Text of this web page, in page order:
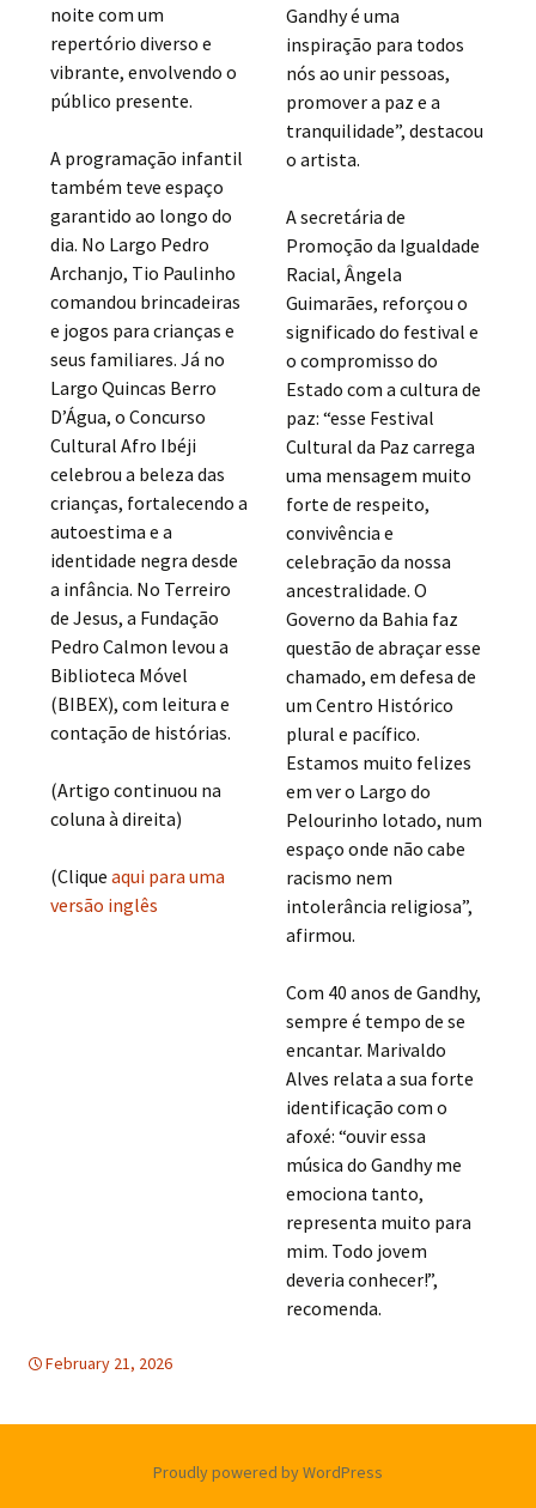
noite com um
repertório diverso e
vibrante, envolvendo o
público presente.
A programação infantil
também teve espaço
garantido ao longo do
dia. No Largo Pedro
Archanjo, Tio Paulinho
comandou brincadeiras
e jogos para crianças e
seus familiares. Já no
Largo Quincas Berro
D’Água, o Concurso
Cultural Afro Ibéji
celebrou a beleza das
crianças, fortalecendo a
autoestima e a
identidade negra desde
a infância. No Terreiro
de Jesus, a Fundação
Pedro Calmon levou a
Biblioteca Móvel
(BIBEX), com leitura e
contação de histórias.
(Artigo continuou na
coluna à direita)
(Cliqueaqui para uma
versão inglês
Gandhy é uma
inspiração para todos
nós ao unir pessoas,
promover a paz e a
tranquilidade”, destacou
o artista.
A secretária de
Promoção da Igualdade
Racial, Ângela
Guimarães, reforçou o
significado do festival e
o compromisso do
Estado com a cultura de
paz: “esse Festival
Cultural da Paz carrega
uma mensagem muito
forte de respeito,
convivência e
celebração da nossa
ancestralidade. O
Governo da Bahia faz
questão de abraçar esse
chamado, em defesa de
um Centro Histórico
plural e pacífico.
Estamos muito felizes
em ver o Largo do
Pelourinho lotado, num
espaço onde não cabe
racismo nem
intolerância religiosa”,
afirmou.
Com 40 anos de Gandhy,
sempre é tempo de se
encantar. Marivaldo
Alves relata a sua forte
identificação com o
afoxé: “ouvir essa
música do Gandhy me
emociona tanto,
representa muito para
mim. Todo jovem
deveria conhecer!”,
recomenda.
February 21, 2026
Proudly powered by WordPress